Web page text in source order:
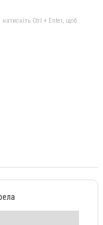
Ctrl + Enter, щоб